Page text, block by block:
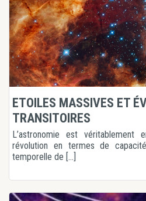
ETOILES MASSIVES ET
TRANSITOIRES
L’astronomie est véritablement
révolution en termes de
temporelle de [...]